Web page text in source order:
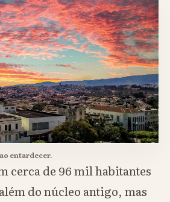
entardecer.
cerca de 96 mil habitantes
do núcleo antigo, mas